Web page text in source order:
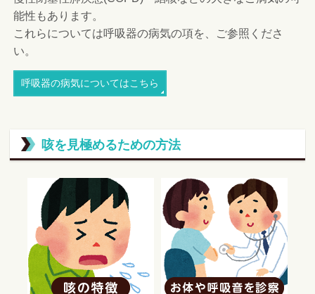
能性もあります。
これらについては呼吸器の病気の項を、ご参照くださ
い。
呼吸器の病気についてはこちら
咳を見極めるための方法